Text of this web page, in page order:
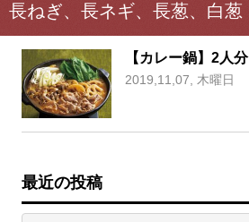
長ねぎ、長ネギ、長葱、白葱
【カレー鍋】2人分
2019,11,07, 木曜日
最近の投稿